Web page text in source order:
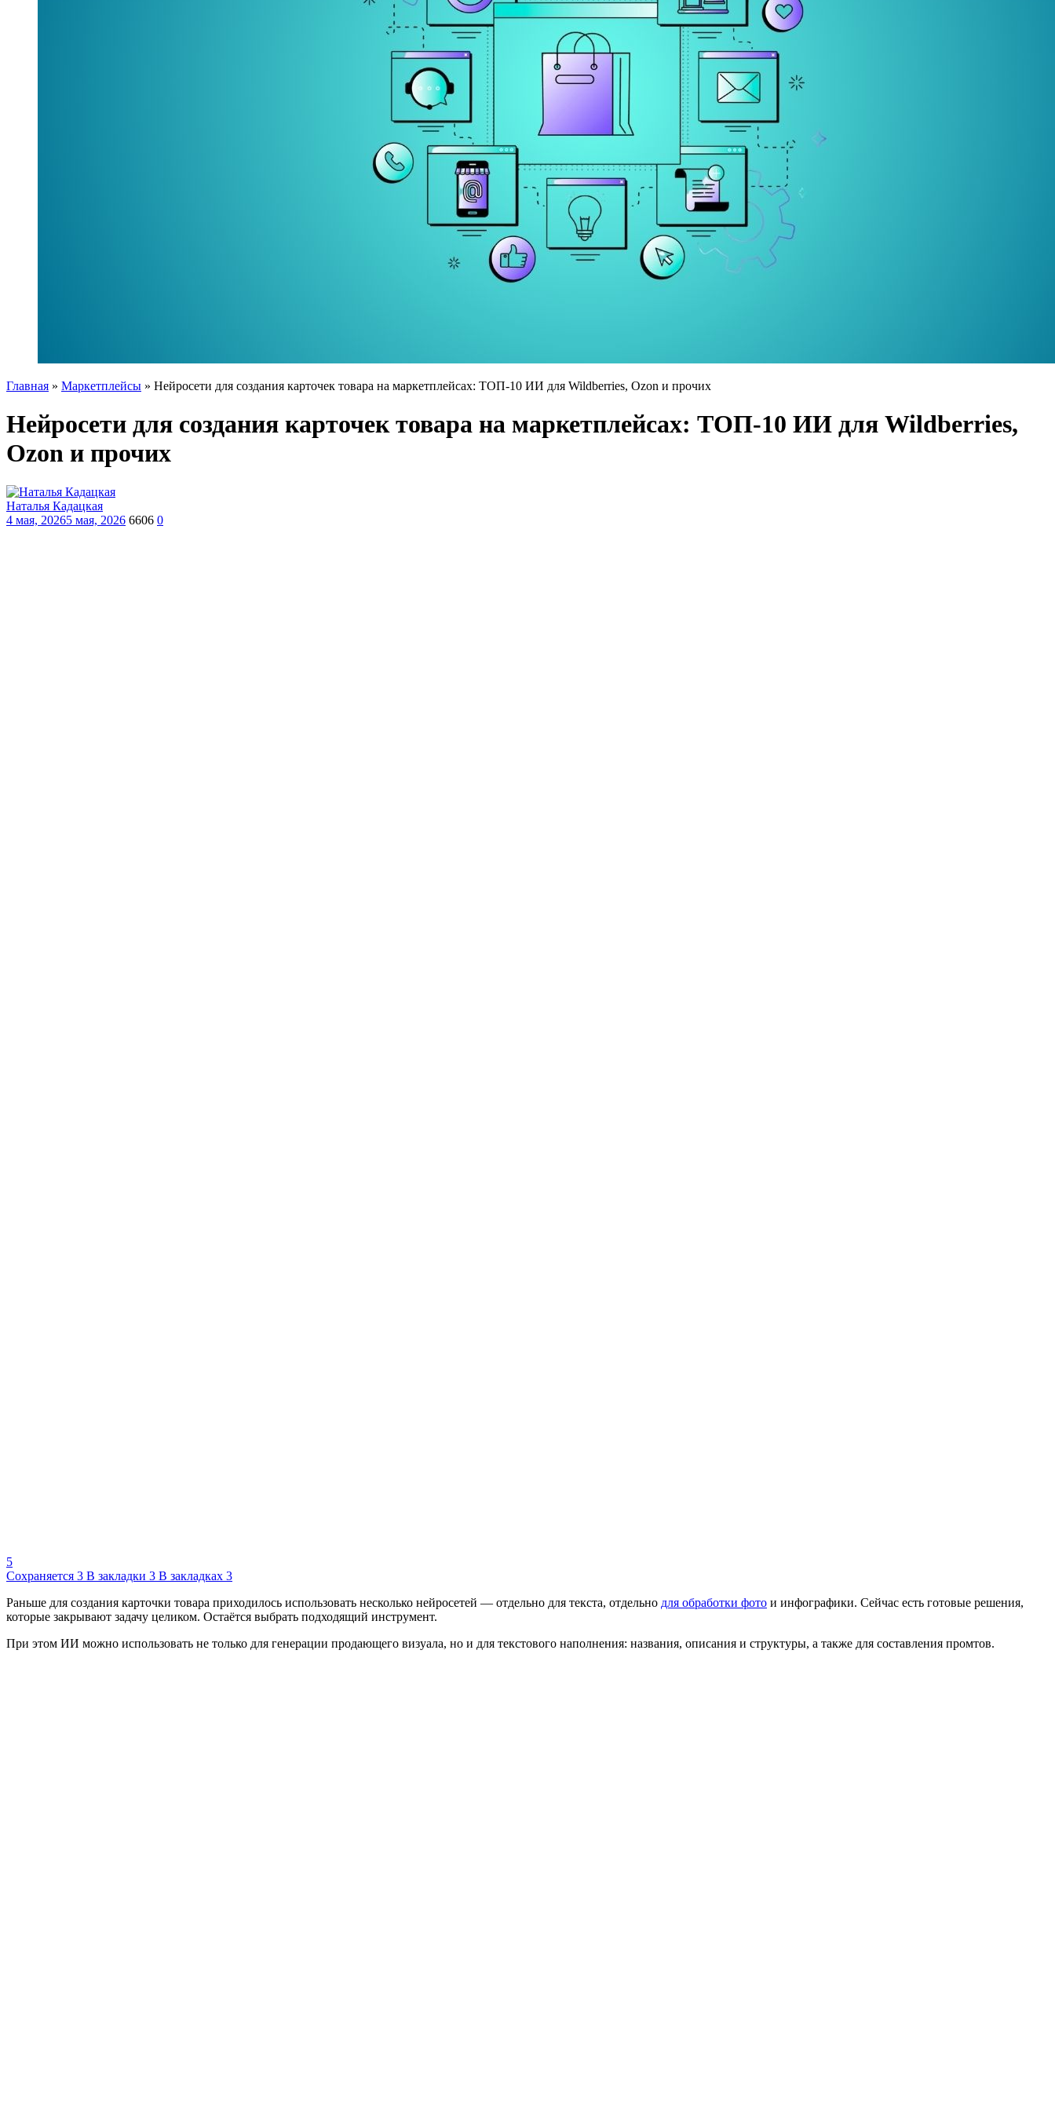
Главная » Маркетплейсы » Нейросети для создания карточек товара на маркетплейсах: ТОП-10 ИИ для Wildberries, Ozon и прочих
Нейросети для создания карточек товара на маркетплейсах: ТОП-10 ИИ для Wildberries,
Ozon и прочих
Наталья Кадацкая
4 мая, 20265 мая, 2026 6606 0
5
Сохраняется 3 В закладки 3 В закладках 3
Раньше для создания карточки товара приходилось использовать несколько нейросетей — отдельно для текста, отдельно для обработки фото и инфографики. Сейчас есть готовые решения,
которые закрывают задачу целиком. Остаётся выбрать подходящий инструмент.
При этом ИИ можно использовать не только для генерации продающего визуала, но и для текстового наполнения: названия, описания и структуры, а также для составления промтов.